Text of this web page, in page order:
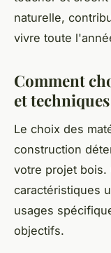
naturelle,
vivre toute
Comment
et
Le choix des
construction
votre projet bois.
caractéristiques
usages
objectifs.